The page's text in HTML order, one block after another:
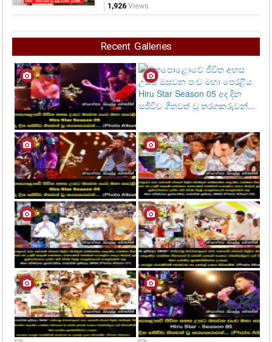
1,926Views
Recent Galleries